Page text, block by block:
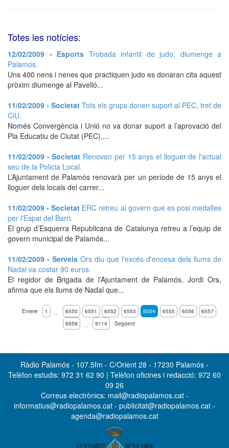
Totes les notícies:
12/02/2009 - Esports Trobada infantil de judo, diumenge a
Palamós.
Uns 400 nens i nenes que practiquen judo es donaran cita aquest
pròxim diumenge al Pavelló...
11/02/2009 - Societat Tots els grups donen suport al PEC, tret de
CiU.
Només Convergència i Unió no va donar suport a l’aprovació del
Pla Educatiu de Ciutat (PEC),...
11/02/2009 - Societat Renoven per 15 anys el lloguer de l'actual
seu de la Policia Local.
L’Ajuntament de Palamós renovarà per un període de 15 anys el
lloguer dels locals del carrer...
11/02/2009 - Societat ERC retreu al govern que es posi medalles
per l'Espai del Barri.
El grup d’Esquerra Republicana de Catalunya retreu a l’equip de
govern municipal de Palamós...
11/02/2009 - Serveis Ors diu que l'excés d'encesa dels llums de
Nadal va costar 90 euros.
El regidor de Brigada de l’Ajuntament de Palamós, Jordi Ors,
afirma que els llums de Nadal que...
Enrere 1 … 6550 6551 6552 6553 6554 6555 6556
6557
6558
… 9114 Següent
Ràdio Palamós - 107.5fm - C/Orient 28 - 17230 Palamós -
Telèfon estudis: 972 31 62 90 | Telèfon oficines i redacció: 972 60
09 26
Correus electrònics: mail@radiopalamos.cat -
informatius@radiopalamos.cat - publicitat@radiopalamos.cat -
agenda@radiopalamos.cat